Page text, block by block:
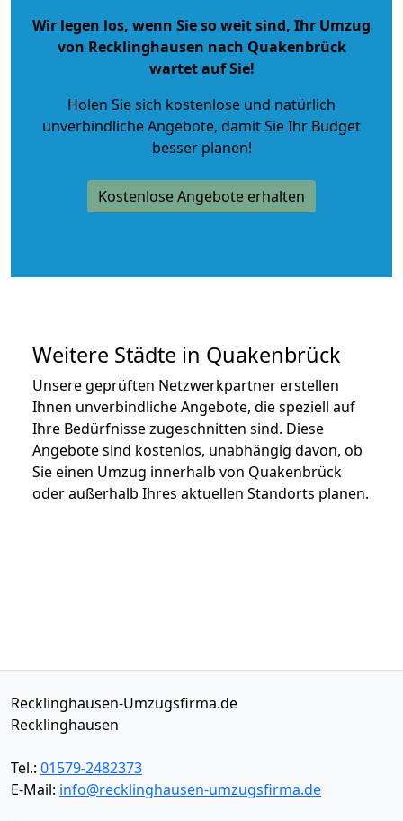
Wir legen los, wenn Sie so weit sind, Ihr Umzug
von Recklinghausen nach Quakenbrück
wartet auf Sie!
Holen Sie sich kostenlose und natürlich
unverbindliche Angebote, damit Sie Ihr Budget
besser planen!
Kostenlose Angebote erhalten
Weitere Städte in Quakenbrück
Unsere geprüften Netzwerkpartner erstellen
Ihnen unverbindliche Angebote, die speziell auf
Ihre Bedürfnisse zugeschnitten sind. Diese
Angebote sind kostenlos, unabhängig davon, ob
Sie einen Umzug innerhalb von Quakenbrück
oder außerhalb Ihres aktuellen Standorts planen.
Recklinghausen-Umzugsfirma.de
Recklinghausen
Tel.: 01579-2482373
E-Mail: info@recklinghausen-umzugsfirma.de